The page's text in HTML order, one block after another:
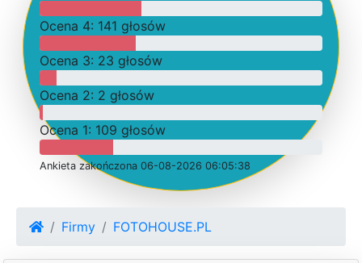
Ocena 4: 141 głosów
Ocena 3: 23 głosów
Ocena 2: 2 głosów
Ocena 1: 109 głosów
Ankieta zakończona 06-08-2026 06:05:38
Firmy FOTOHOUSE.PL